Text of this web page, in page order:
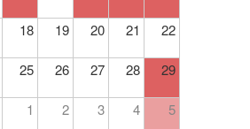
18 19 20 21 22
25 26 27 28 29
1 2 3 4 5